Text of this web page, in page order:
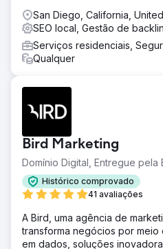
Ir para a
San Diego, California,
SEO local, Gestão de
Serviços residenciais,
Qualquer
Bird Marketing
Domínio Digital, Entregue pela
Histórico comprovado
41 avaliações
A Bird, uma agência de
transforma negócios por meio
em dados, soluções